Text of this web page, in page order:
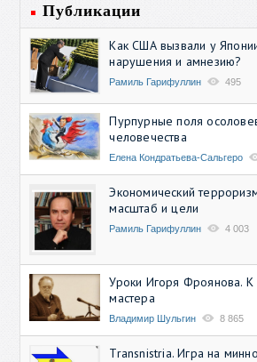
Публикации
Как США вызвали у
нарушения и амнезию?
Рамиль Гарифуллин 495
Пурпурные поля
человечества
Елена Кондратьева-Сальгеро
Экономический
масштаб и цели
Рамиль Гарифуллин 4 003
Уроки Игоря Фроянова. К
мастера
Владимир Шульгин 8 865
Transnistria. Игра на